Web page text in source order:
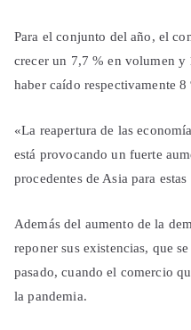
Para el conjunto del año, el
crecer un 7,7 % en volumen y
haber caído respectivamente
«La reapertura de las
está provocando un fuerte
procedentes de Asia para
Además del aumento de la
reponer sus existencias, que
pasado, cuando el comercio
la pandemia.